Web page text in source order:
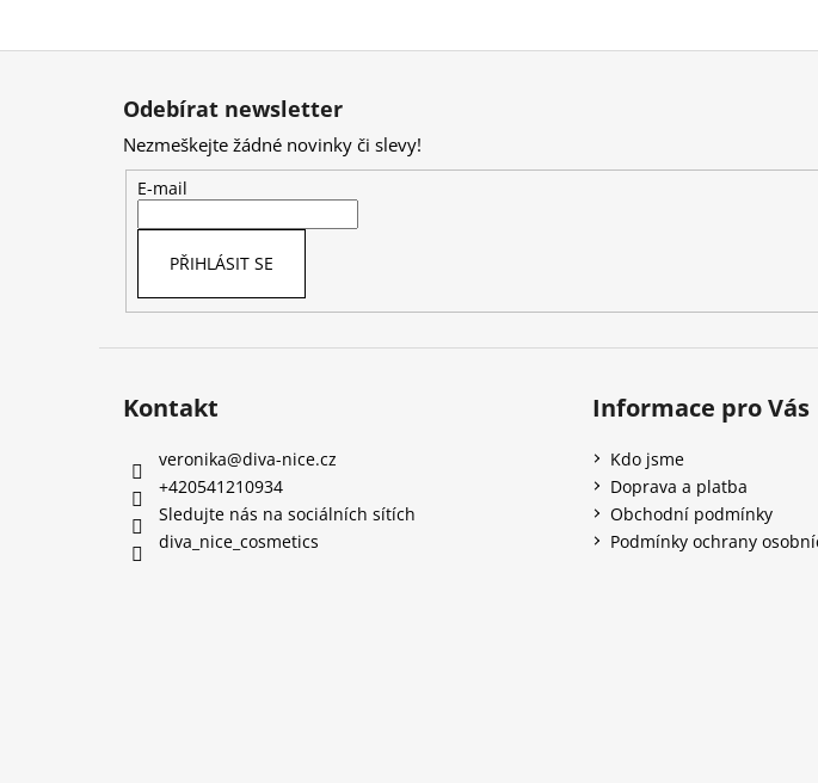
Odebírat newsletter
Nezmeškejte žádné novinky či slevy!
E-mail
PŘIHLÁSIT SE
Kontakt
veronika@diva-nice.cz
+420541210934
Sledujte nás na sociálních sítích
diva_nice_cosmetics
Informace pro Vás
Kdo jsme
Doprava a platba
Obchodní podmínky
Podmínky ochrany